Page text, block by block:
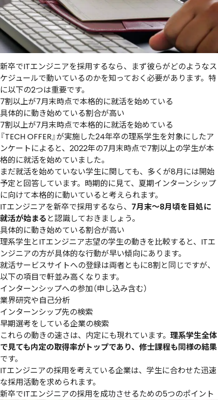
新卒でITエンジニアを採用するなら、まず彼らがどのようなス
ケジュールで動いているのかを知っておく必要があります。特
に以下の2つは重要です。
7割以上が7月末時点で本格的に就活を始めている
具体的に動き始めている割合が高い
7割以上が7月末時点で本格的に就活を始めている
『TECH OFFER』が実施した24年卒の理系学生を対象にしたア
ンケートによると、2022年の7月末時点で7割以上の学生が本
格的に就活を始めていました。
まだ就活を始めていない学生に関しても、多くが8月には開始
予定と回答しています。時期的に見て、夏期インターンシップ
に向けて本格的に動いていると考えられます。
ITエンジニアを新卒で採用するなら、 7月末～8月頃を目処に
就活が始まる と認識しておきましょう。
具体的に動き始めている割合が高い
理系学生とITエンジニア志望の学生の動きを比較すると、ITエ
ンジニアの方が具体的な行動が早い傾向にあります。
就活サービスサイトへの登録は両者ともに8割と同じですが、
以下の項目で軒並み高くなります。
インターンシップへの参加（申し込み含む）
業界研究や自己分析
インターンシップ先の検索
早期選考をしている企業の検索
これらの動きの速さは、内定にも現れています。 理系学生全体
で見ても内定の取得率がトップであり、修士課程も同様の結果
です。
ITエンジニアの採用を考えている企業は、学生に合わせた迅速
な採用活動を求められます。
新卒でITエンジニアの採用を成功させるための5つのポイント